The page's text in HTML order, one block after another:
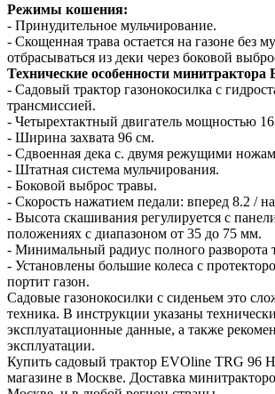
Режимы кошения:
- Принудительное мульчирование.
- Скощенная трава остается на газоне без
отбрасываться из деки через боковой
Технические особенности
- Садовый трактор газонокосилка с
трансмиссией.
- Четырехтактный двигатель мощностью 16
- Ширина захвата 96 см.
- Сдвоенная дека с. двумя режущими
- Штатная система мульчирования.
- Боковой выброс травы.
- Скорость нажатием педали: вперед 8.2 /
- Высота скашивания регулируется с
положениях с диапазоном от 35 до 75 мм.
- Минимальный радиус полного разворота
- Установлены большие колеса с
портит газон.
Садовые газонокосилки с сиденьем это
техника. В инструкции указаны
эксплуатационные данные, а также
эксплуатации.
Купить садовый трактор EVOline TRG 96
магазине в Москве. Доставка